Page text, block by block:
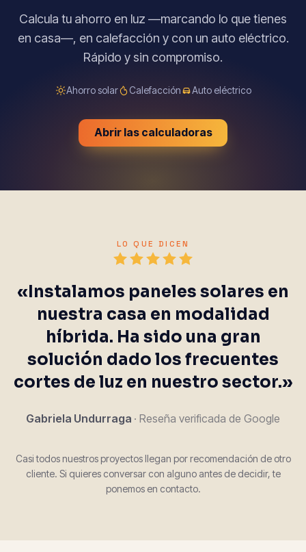
Calcula tu ahorro en luz —marcando lo que tienes
en casa—, en calefacción y con un auto eléctrico.
Rápido y sin compromiso.
Ahorro solar Calefacción Auto eléctrico
Abrir las calculadoras
LO QUE DICEN
«Instalamos paneles solares en
nuestra casa en modalidad
híbrida. Ha sido una gran
solución dado los frecuentes
cortes de luz en nuestro sector.»
Gabriela Undurraga · Reseña verificada de Google
Casi todos nuestros proyectos llegan por recomendación de otro
cliente. Si quieres conversar con alguno antes de decidir, te
ponemos en contacto.